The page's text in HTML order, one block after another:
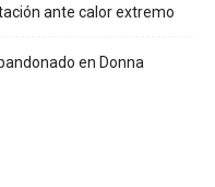
ante calor extremo
en Donna